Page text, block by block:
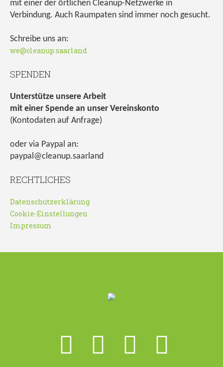
mit einer der örtlichen Cleanup-Netzwerke in
Verbindung. Auch Raumpaten sind immer noch gesucht.
Schreibe uns an:
we@cleanup.saarland
SPENDEN
Unterstütze unsere Arbeit
mit einer Spende an unser Vereinskonto
(Kontodaten auf Anfrage)
oder via Paypal an:
paypal@cleanup.saarland
RECHTLICHES
Datenschutzerklärung
Cookie-Einstellungen
Impressum